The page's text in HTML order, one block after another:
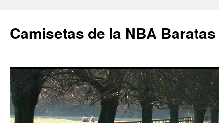
Camisetas de la NBA